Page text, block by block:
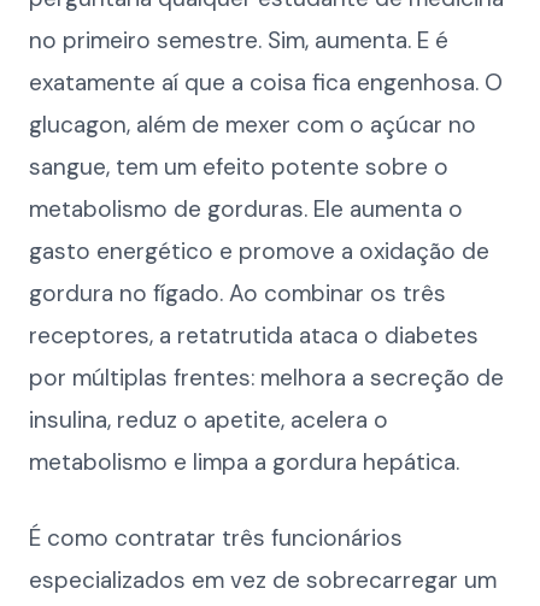
no primeiro semestre. Sim, aumenta. E é
exatamente aí que a coisa fica engenhosa. O
glucagon, além de mexer com o açúcar no
sangue, tem um efeito potente sobre o
metabolismo de gorduras. Ele aumenta o
gasto energético e promove a oxidação de
gordura no fígado. Ao combinar os três
receptores, a retatrutida ataca o diabetes
por múltiplas frentes: melhora a secreção de
insulina, reduz o apetite, acelera o
metabolismo e limpa a gordura hepática.
É como contratar três funcionários
especializados em vez de sobrecarregar um